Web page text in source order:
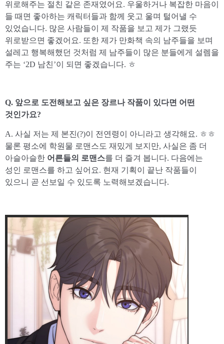
위로해주는 절친 같은 존재였어요. 우울하거나 복잡한 마음이
들 때면 좋아하는 캐릭터들과 함께 웃고 울며 털어낼 수
있었습니다. 많은 사람들이 제 작품을 보고 제가 그랬듯
위로받으면 좋겠어요. 또한 제가 만화책 속의 남주들을 보며
설레고 행복해했던 것처럼 제 남주들이 많은 분들에게 설렘을
주는 ‘2D 남친’이 되면 좋겠습니다. ㅎ
Q. 앞으로 도전해보고 싶은 장르나 작품이 있다면 어떤
것인가요?
A. 사실 저는 제 본진(?)이 전연령이 아니라고 생각해요. ㅎㅎ
물론 평소에 학원물 로맨스도 재밌게 보지만, 사실은 좀 더
아슬아슬한 어른들의 로맨스를 더 즐겨 봅니다. 다음에는
성인 로맨스를 하고 싶어요. 현재 기획이 끝난 작품들이
있으니 곧 선보일 수 있도록 노력해보겠습니다.